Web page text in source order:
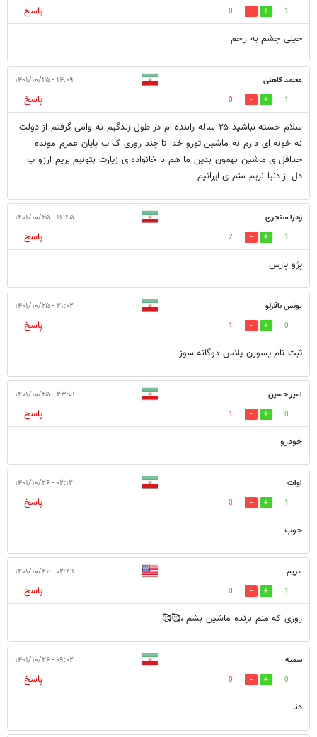
خدا خسته
1
0
پاسخ
خیلی چشم به راحم
محمد کاهنی ۱۴:۰۹ - ۱۴۰۱/۱۰/۲۵
1
0
پاسخ
سلام خسته نباشید ۲۵ ساله راننده ام در طول زندگیم نه وامی گرفتم از دولت
نه خونه ای دارم نه ماشین تورو خدا تا چند روزی ک ب پایان عمرم مونده
حداقل ی ماشین بهمون بدین ما هم با خانواده ی زیارت بتونیم بریم ارزو ب
دل از دنیا نریم منم ی ایرانیم
زهرا سنجری ۱۶:۴۵ - ۱۴۰۱/۱۰/۲۵
1
2
پاسخ
پژو پارس
یونس باقرلو ۲۱:۰۲ - ۱۴۰۱/۱۰/۲۵
0
1
پاسخ
ثبت نام پسورن پلاس دوگانه سوز
امیر حسین ۲۳:۰۱ - ۱۴۰۱/۱۰/۲۵
0
1
پاسخ
خودرو
اوات ۰۲:۱۲ - ۱۴۰۱/۱۰/۲۶
1
0
پاسخ
خوب
مریم ۰۲:۴۹ - ۱۴۰۱/۱۰/۲۶
1
0
پاسخ
روزی که منم برنده ماشین بشم ،🥰🥰
سمیه ۰۹:۰۲ - ۱۴۰۱/۱۰/۲۶
0
0
پاسخ
دنا